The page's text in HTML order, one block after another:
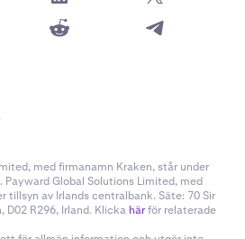
med firmanamn Kraken, står under
Global Solutions Limited, med
tillsyn av Irlands centralbank. Säte: 70 Sir
D02 R296, Irland. Klicka härför relaterade